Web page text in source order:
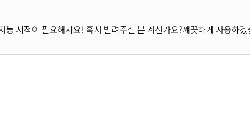
서적이 필요해서요! 혹시 빌려주실 분 계신가요?꺠끗하게 사용하겠